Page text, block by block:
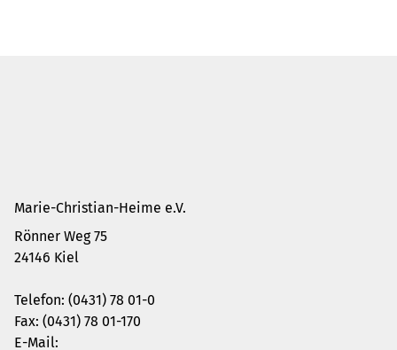
Marie-Christian-Heime e.V.
Rönner Weg 75
24146 Kiel
Telefon: (0431) 78 01-0
Fax: (0431) 78 01-170
E-Mail: